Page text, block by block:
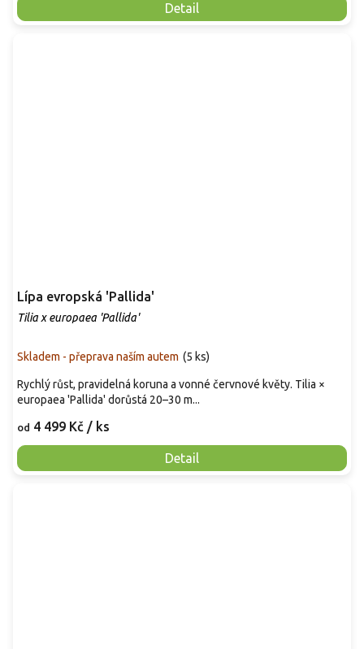
Detail
Lípa evropská 'Pallida'
Tilia x europaea 'Pallida'
Skladem - přeprava naším autem (5 ks)
od 4 499 Kč / ks
Detail
Rychlý růst, pravidelná koruna a vonné červnové květy. Tilia ×
europaea 'Pallida' dorůstá 20–30 m...